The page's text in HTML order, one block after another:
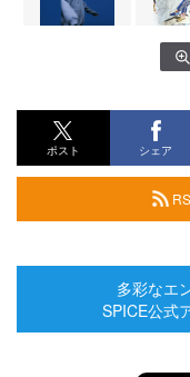
ポスト シェア
多彩なエ
SPICE公式